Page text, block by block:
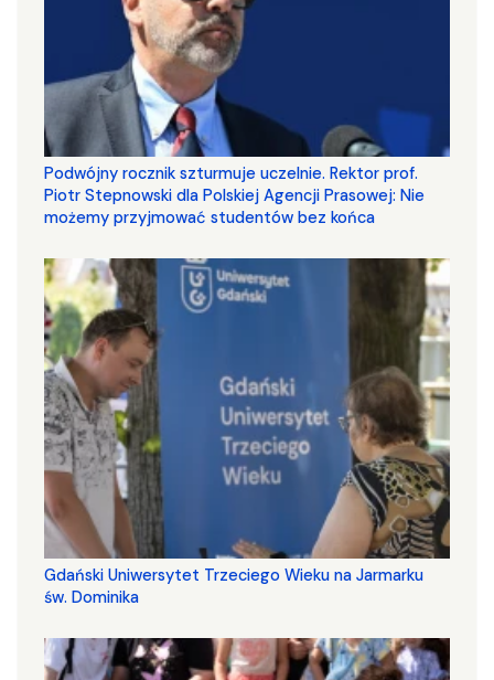
Podwójny rocznik szturmuje uczelnie. Rektor prof.
Piotr Stepnowski dla Polskiej Agencji Prasowej: Nie
możemy przyjmować studentów bez końca
Gdański Uniwersytet Trzeciego Wieku na Jarmarku
św. Dominika